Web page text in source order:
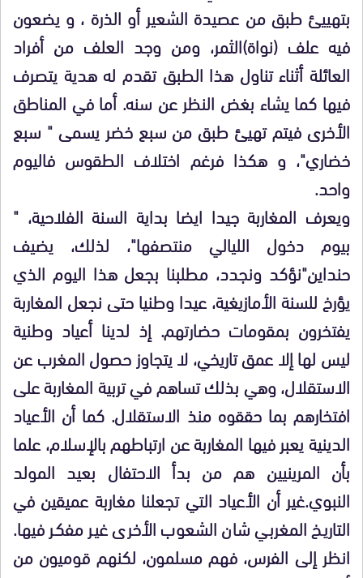
بتهييئ طبق من عصيدة الشعير أو الذرة ، و يضعون
فيه علف (نواة)الثمر، ومن وجد العلف من أفراد
العائلة أثناء تناول هذا الطبق تقدم له هدية يتصرف
فيها كما يشاء بغض النظر عن سنه. أما في المناطق
الأخرى فيتم تهيئ طبق من سبع خضر يسمى " سبع
خضاري"، و هكذا فرغم اختلاف الطقوس فاليوم
واحد.
ويعرف المغاربة جيدا ايضا بداية السنة الفلاحية، "
بيوم دخول الليالي منتصفها"، لذلك، يضيف
حنداين"نؤكد ونجدد، مطلبنا بجعل هذا اليوم الذي
يؤرخ للسنة الأمازيغية، عيدا وطنيا حتى نجعل المغاربة
يفتخرون بمقومات حضارتهم. إذ لدينا أعياد وطنية
ليس لها إلا عمق تاريخي، لا يتجاوز حصول المغرب عن
الاستقلال، وهي بذلك تساهم في تربية المغاربة على
افتخارهم بما حققوه منذ الاستقلال. كما أن الأعياد
الدينية يعبر فيها المغاربة عن ارتباطهم بالإسلام، علما
بأن المرينيين هم من بدأ الاحتفال بعيد المولد
النبوي.غير أن الأعياد التي تجعلنا مغاربة عميقين في
التاريخ المغربي شان الشعوب الأخرى غير مفكر فيها.
انظر إلى الفرس، فهم مسلمون، لكنهم قوميون من